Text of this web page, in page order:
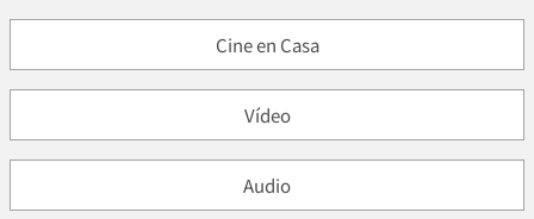
Cine en Casa
Vídeo
Audio